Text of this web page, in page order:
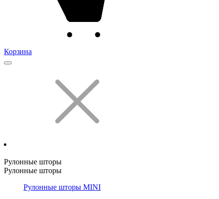
Корзина
Рулонные шторы
Рулонные шторы
Рулонные шторы MINI